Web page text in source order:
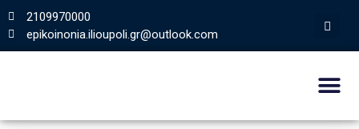
2109970000
epikoinonia.ilioupoli.gr@outlook.com